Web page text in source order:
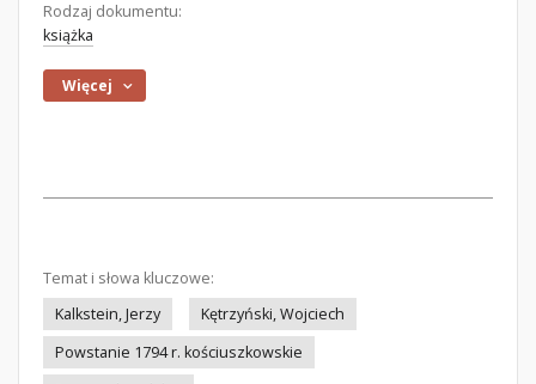
Rodzaj dokumentu:
książka
Więcej
Temat i słowa kluczowe:
Kalkstein, Jerzy
Kętrzyński, Wojciech
Powstanie 1794 r. kościuszkowskie